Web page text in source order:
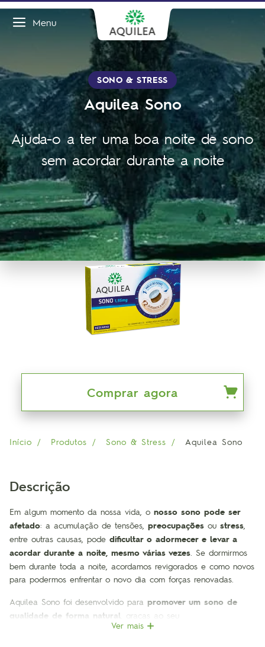
Menu
SONO & STRESS
Aquilea Sono
Ajuda-o a ter uma boa noite de sono
sem acordar durante a noite
Comprar agora
Início Produtos Sono & Stress Aquilea Sono
Descrição
Em algum momento da nossa vida, o nosso sono pode ser
afetado: a acumulação de tensões, preocupações ou stress
entre outras causas, pode dificultar o adormecer e levar a
acordar durante a noite, mesmo várias vezes . Se dormirmos
bem durante toda a noite, acordamos revigorados e como novos
para podermos enfrentar o novo dia com forças renovadas.
Aquilea Sono foi desenvolvido para promover um sono de
qualidade de forma natural , graças ao seu
comprimido bicamada, especialmente concebido para
Ver mais